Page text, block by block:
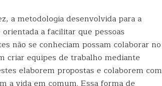
a metodologia desenvolvida para a
a facilitar que pessoas
não se conheciam possam colaborar no
criar equipes de trabalho mediante
elaborem propostas e colaborem com